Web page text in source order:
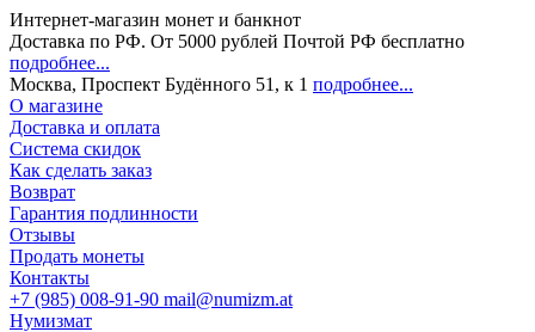
Интернет-магазин монет и банкнот
Доставка по РФ. От 5000 рублей Почтой РФ бесплатно
подробнее...
Москва, Проспект Будённого 51, к 1 подробнее...
О магазине
Доставка и оплата
Система скидок
Как сделать заказ
Возврат
Гарантия подлинности
Отзывы
Продать монеты
Контакты
+7 (985) 008-91-90 mail@numizm.at
Нумизмат